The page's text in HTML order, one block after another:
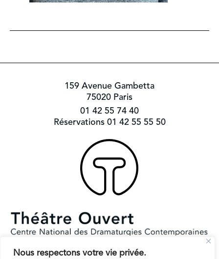
Nous respectons votre vie privée.
159 Avenue Gambetta
75020 Paris
01 42 55 74 40
Réservations 01 42 55 55 50